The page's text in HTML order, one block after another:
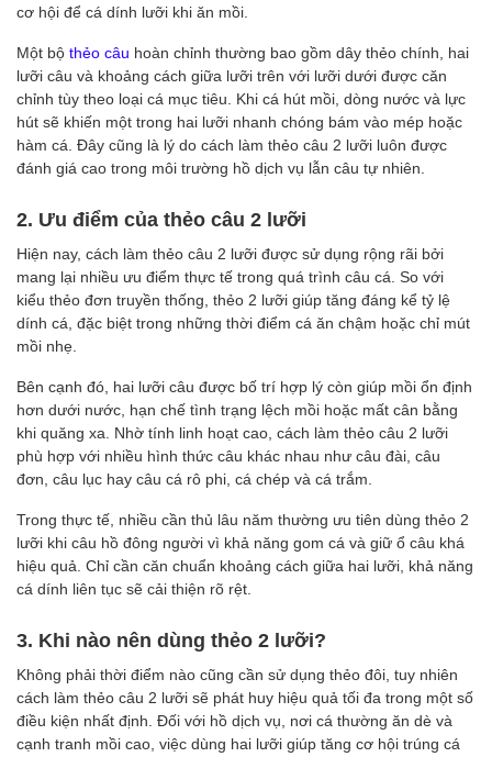
cơ hội để cá dính lưỡi khi ăn mồi.
Một bộ thẻo câu hoàn chỉnh thường bao gồm dây thẻo chính, hai
lưỡi câu và khoảng cách giữa lưỡi trên với lưỡi dưới được căn
chỉnh tùy theo loại cá mục tiêu. Khi cá hút mồi, dòng nước và lực
hút sẽ khiến một trong hai lưỡi nhanh chóng bám vào mép hoặc
hàm cá. Đây cũng là lý do cách làm thẻo câu 2 lưỡi luôn được
đánh giá cao trong môi trường hồ dịch vụ lẫn câu tự nhiên.
2. Ưu điểm của thẻo câu 2 lưỡi
Hiện nay, cách làm thẻo câu 2 lưỡi được sử dụng rộng rãi bởi
mang lại nhiều ưu điểm thực tế trong quá trình câu cá. So với
kiểu thẻo đơn truyền thống, thẻo 2 lưỡi giúp tăng đáng kể tỷ lệ
dính cá, đặc biệt trong những thời điểm cá ăn chậm hoặc chỉ mút
mồi nhẹ.
Bên cạnh đó, hai lưỡi câu được bố trí hợp lý còn giúp mồi ổn định
hơn dưới nước, hạn chế tình trạng lệch mồi hoặc mất cân bằng
khi quăng xa. Nhờ tính linh hoạt cao, cách làm thẻo câu 2 lưỡi
phù hợp với nhiều hình thức câu khác nhau như câu đài, câu
đơn, câu lục hay câu cá rô phi, cá chép và cá trắm.
Trong thực tế, nhiều cần thủ lâu năm thường ưu tiên dùng thẻo 2
lưỡi khi câu hồ đông người vì khả năng gom cá và giữ ổ câu khá
hiệu quả. Chỉ cần căn chuẩn khoảng cách giữa hai lưỡi, khả năng
cá dính liên tục sẽ cải thiện rõ rệt.
3. Khi nào nên dùng thẻo 2 lưỡi?
Không phải thời điểm nào cũng cần sử dụng thẻo đôi, tuy nhiên
cách làm thẻo câu 2 lưỡi sẽ phát huy hiệu quả tối đa trong một số
điều kiện nhất định. Đối với hồ dịch vụ, nơi cá thường ăn dè và
cạnh tranh mồi cao, việc dùng hai lưỡi giúp tăng cơ hội trúng cá